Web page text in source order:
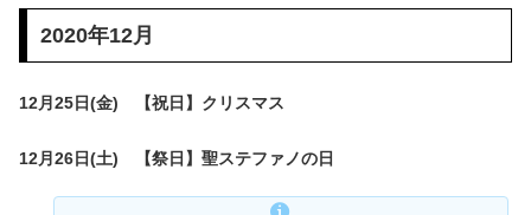
2020年12月
12月25日(金) 【祝日】クリスマス
12月26日(土) 【祭日】聖ステファノの日